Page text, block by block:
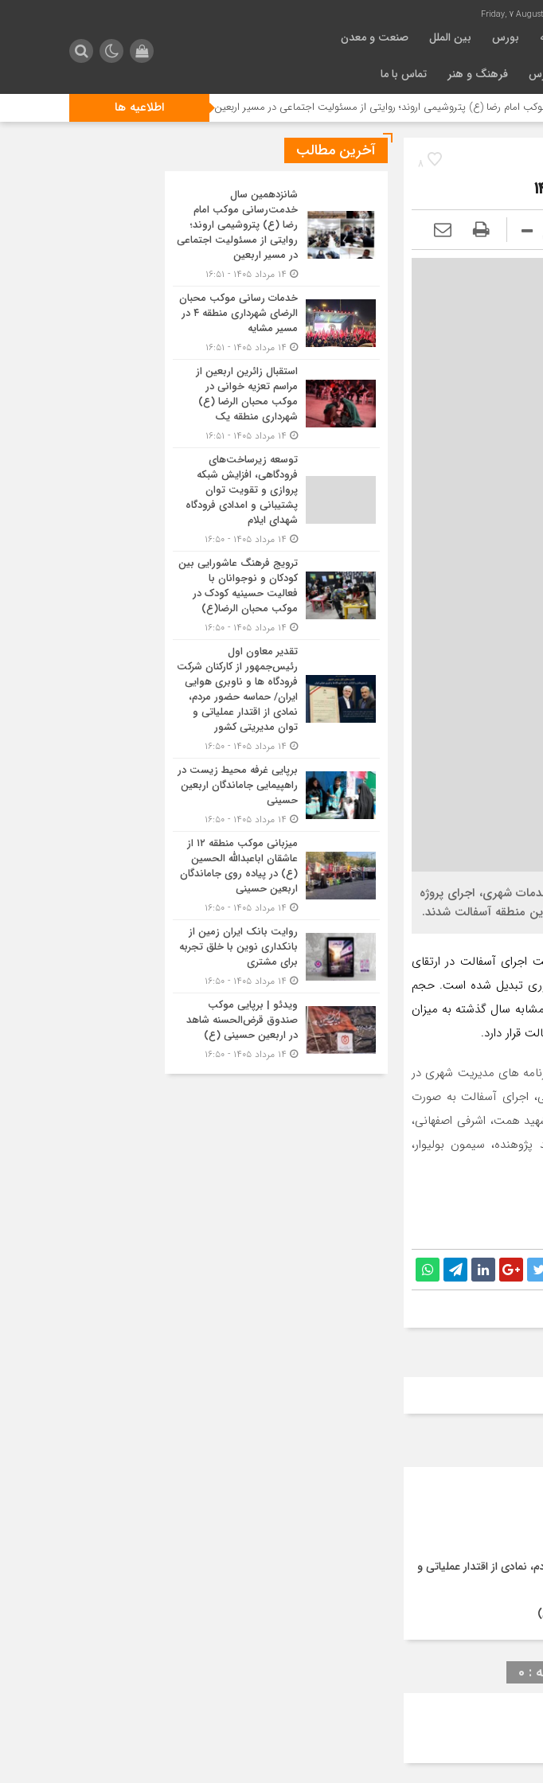
Friday, 7 August
بورس بین الملل صنعت و معدن
فرهنگ و هنر تماس با ما
اطلاعیه ها (ع) پتروشیمی اروند؛ روایتی از مسئولیت اجتماعی در مسیر اربعین خدمات رسانی موکب محبان الرضای شهرداری منطقه ۴ در مسیر مشایه
8
بهبود خدمات شهری، اجرای پروژه
به اهمیت اجرای آسفالت در ارتقای
معابر به امری ضروری تبدیل شده است. حجم
در مقایسه با مدت مشابه سال گذشته به میزان
های مدیریت شهری در
اجرای آسفالت به صورت
های شهید همت، اشرفی اصفهانی،
سیمون بولیوار،
از اقتدار عملیاتی و
0
آخرین مطالب
شانزدهمین سال
خدمت‌رسانی موکب امام
رضا (ع) پتروشیمی اروند؛
روایتی از مسئولیت اجتماعی
در مسیر اربعین
خدمات رسانی موکب محبان
الرضای شهرداری منطقه ۴ در
مسیر مشایه
استقبال زائرین اربعین از
مراسم تعزیه خوانی در
موکب محبان الرضا (ع)
شهرداری منطقه یک
توسعه زیرساخت‌های
فرودگاهی، افزایش شبکه
پروازی و تقویت توان
پشتیبانی و امدادی فرودگاه
شهدای ایلام
ترویج فرهنگ عاشورایی بین
کودکان و نوجوانان با
فعالیت حسینیه کودک در
موکب محبان الرضا(ع)
تقدیر معاون اول
رئیس‌جمهور از کارکنان شرکت
فرودگاه ها و ناوبری هوایی
ایران/ حماسه حضور مردم،
نمادی از اقتدار عملیاتی و
توان مدیریتی کشور
برپایی غرفه محیط زیست در
راهپیمایی جاماندگان اربعین
حسینی
میزبانی موکب منطقه ۱۲ از
عاشقان اباعبدالله الحسین
(ع) در پیاده روی جاماندگان
اربعین حسینی
روایت بانک ایران زمین از
بانکداری نوین با خلق تجربه
برای مشتری
ویدئو | برپایی موکب
صندوق قرض‌الحسنه شاهد
در اربعین حسینی (ع)